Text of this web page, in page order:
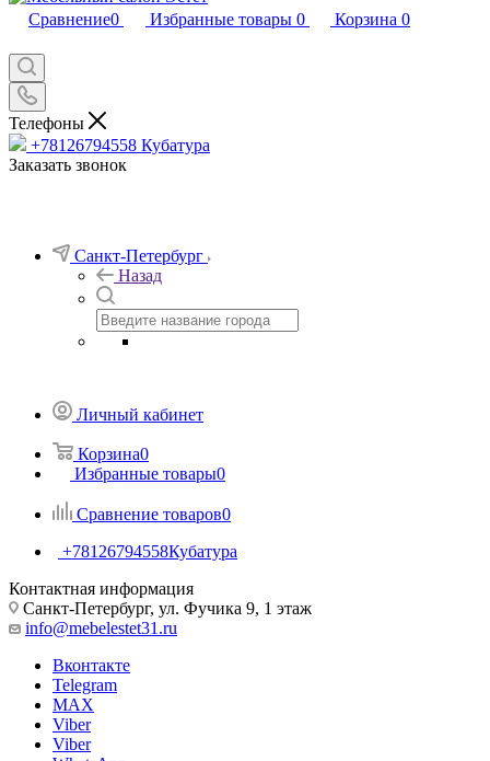
Сравнение0 Избранные товары 0 Корзина 0
Телефоны
+78126794558 Кубатура
Заказать звонок
Санкт-Петербург
Назад
Личный кабинет
Корзина0
Избранные товары0
Сравнение товаров0
+78126794558Кубатура
Контактная информация
Санкт-Петербург, ул. Фучика 9, 1 этаж
info@mebelestet31.ru
Вконтакте
Telegram
MAX
Viber
Viber